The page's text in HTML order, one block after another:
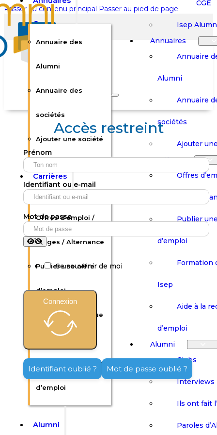
Passer au contenu principal Passer au pied de page
Rechercher sur le site
Rechercher
Votre panier est vide.
Boutique
Panier
Boutique
Annuaire des
Alumni
Annuaire des
sociétés
Ajouter une société
Carrières
Offres d’emploi /
Stages / Alternance
Publier une offre
d’emploi
Formation continue
Aide à la recherche
d’emploi
Alumni
CGE
Isep
Annuaires
Annuaire
Alumni
Annuaire
sociétés
Ajouter
Carrières
Offres
Stages /
Publier
d’emploi
Formation
Isep
Aide à la
d’emploi
Alumni
Clubs
Interviews
Ils ont fait
Paroles
Accès restreint
Prénom
Identifiant ou e-mail
Mot de passe
Se souvenir de moi
Connexion
Identifiant oublié ? Mot de passe oublié ?